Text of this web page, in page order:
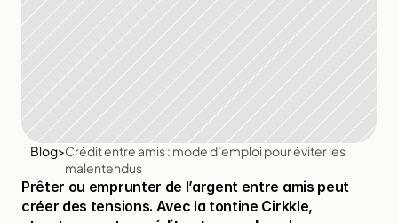
Blog>Crédit entre amis : mode d’emploi pour éviter les
malentendus
Prêter ou emprunter de l’argent entre amis peut
créer des tensions. Avec la tontine Cirkkle,